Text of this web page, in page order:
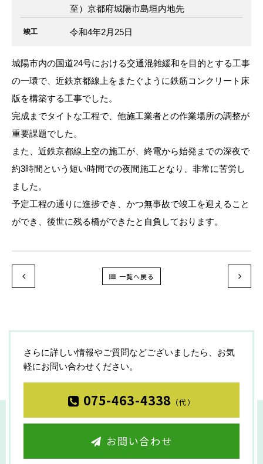
至）京都府城陽市島垣内地先
竣工 令和4年2月25日
城陽市内の国道24号における交通混雑緩和を目的とする工事
の一環で、近鉄京都線上をまたぐように鉄筋コンクリート床
版を構築する工事でした。
完成までタイトな工程で、他施工業者との作業場所の調整が
重要課題でした。
また、近鉄京都線上空の施工が、終電から始発までの深夜で
約3時間という短い時間での夜間施工となり、非常に苦労し
ました。
予定工程の通りに進捗でき、かつ無事故で竣工を迎えること
ができ、後世に残る橋ができたと自負しております。
一覧へ戻る
さらに詳しい情報やご質問などございましたら、お気
軽にお問い合わせください。
075-463-4338（代）
お問い合わせ